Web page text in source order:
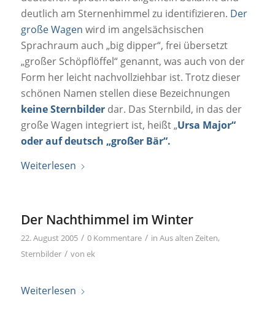
deutlich am Sternenhimmel zu identifizieren. Der
große Wagen wird im angelsächsischen
Sprachraum auch „big dipper“, frei übersetzt
„großer Schöpflöffel“ genannt, was auch von der
Form her leicht nachvollziehbar ist. Trotz dieser
schönen Namen stellen diese Bezeichnungen
keine Sternbilderdar. Das Sternbild, in das der
große Wagen integriert ist, heißt „Ursa Major“
oder auf deutsch „großer Bär“.
Weiterlesen
Der Nachthimmel im Winter
22. August 2005 / 0 Kommentare / in Aus alten Zeiten,
Sternbilder / von ek
Weiterlesen